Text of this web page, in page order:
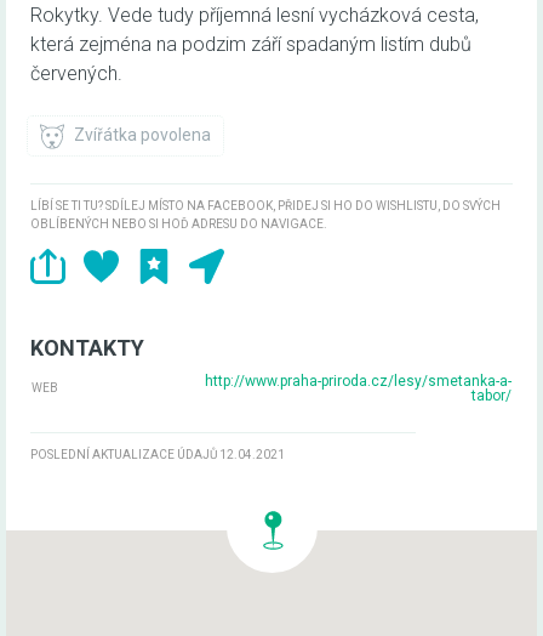
Rokytky. Vede tudy příjemná lesní vycházková cesta,
která zejména na podzim září spadaným listím dubů
červených.
Zvířátka povolena
LÍBÍ SE TI TU? SDÍLEJ MÍSTO NA FACEBOOK, PŘIDEJ SI HO DO WISHLISTU, DO SVÝCH
OBLÍBENÝCH NEBO SI HOĎ ADRESU DO NAVIGACE.
KONTAKTY
WEB
http://www.praha-priroda.cz/lesy/smetanka-a-
tabor/
POSLEDNÍ AKTUALIZACE ÚDAJŮ 12.04.2021